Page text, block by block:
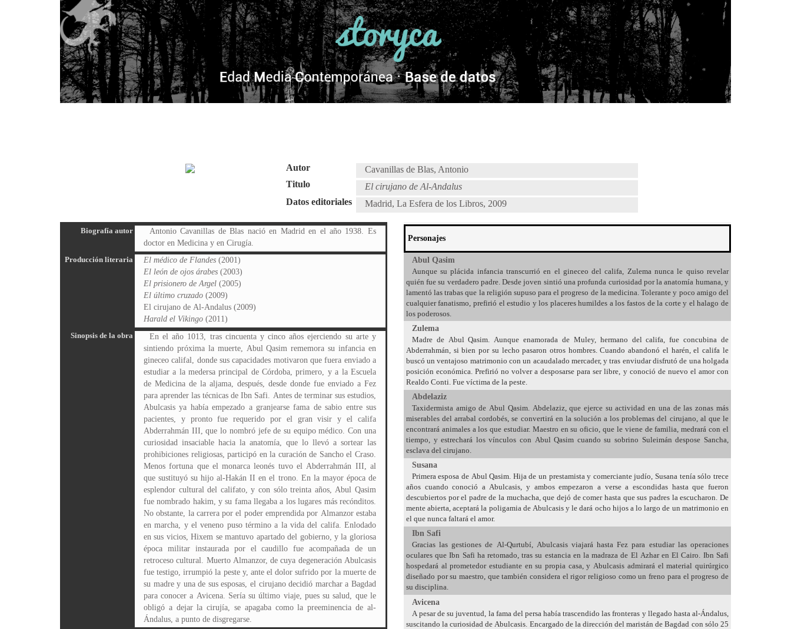
Autor
Cavanillas de Blas, Antonio
Titulo
El cirujano de Al-Andalus
Datos editoriales
Madrid, La Esfera de los Libros, 2009
Biografía autor
Antonio Cavanillas de Blas nació en Madrid en el año 1938. Es
doctor en Medicina y en Cirugía.
Producción literaria
El médico de Flandes(2001)
El león de ojos árabes(2003)
El prisionero de Argel(2005)
El último cruzado(2009)
El cirujano de Al-Andalus (2009)
Harald el Vikingo(2011)
Sinopsis de la obra
En el año 1013, tras cincuenta y cinco años ejerciendo su arte y
sintiendo próxima la muerte, Abul Qasim rememora su infancia en
gineceo califal, donde sus capacidades motivaron que fuera enviado a
estudiar a la medersa principal de Córdoba, primero, y a la Escuela
de Medicina de la aljama, después, desde donde fue enviado a Fez
para aprender las técnicas de Ibn Safi. Antes de terminar sus estudios,
Abulcasis ya había empezado a granjearse fama de sabio entre sus
pacientes, y pronto fue requerido por el gran visir y el califa
Abderrahmán III, que lo nombró jefe de su equipo médico. Con una
curiosidad insaciable hacia la anatomía, que lo llevó a sortear las
prohibiciones religiosas, participó en la curación de Sancho el Craso.
Menos fortuna que el monarca leonés tuvo el Abderrahmán III, al
que sustituyó su hijo al-Hakán II en el trono. En la mayor época de
esplendor cultural del califato, y con sólo treinta años, Abul Qasim
fue nombrado hakim, y su fama llegaba a los lugares más recónditos.
No obstante, la carrera por el poder emprendida por Almanzor estaba
en marcha, y el veneno puso término a la vida del califa. Enlodado
en sus vicios, Hixem se mantuvo apartado del gobierno, y la gloriosa
época militar instaurada por el caudillo fue acompañada de un
retroceso cultural. Muerto Almanzor, de cuya degeneración Abulcasis
fue testigo, irrumpió la peste y, ante el dolor sufrido por la muerte de
su madre y una de sus esposas, el cirujano decidió marchar a Bagdad
para conocer a Avicena. Sería su último viaje, pues su salud, que le
obligó a dejar la cirujía, se apagaba como la preeminencia de al-
Ándalus, a punto de disgregarse.
Personajes
Abul Qasim
Aunque su plácida infancia transcurrió en el gineceo del califa, Zulema nunca le quiso revelar
quién fue su verdadero padre. Desde joven sintió una profunda curiosidad por la anatomía humana, y
lamentó las trabas que la religión supuso para el progreso de la medicina. Tolerante y poco amigo del
cualquier fanatismo, prefirió el estudio y los placeres humildes a los fastos de la corte y el halago de
los poderosos.
Zulema
Madre de Abul Qasim. Aunque enamorada de Muley, hermano del califa, fue concubina de
Abderrahmán, si bien por su lecho pasaron otros hombres. Cuando abandonó el harén, el califa le
buscó un ventajoso matrimonio con un acaudalado mercader, y tras enviudar disfrutó de una holgada
posición económica. Prefirió no volver a desposarse para ser libre, y conoció de nuevo el amor con
Realdo Conti. Fue víctima de la peste.
Abdelaziz
Taxidermista amigo de Abul Qasim. Abdelaziz, que ejerce su actividad en una de las zonas más
miserables del arrabal cordobés, se convertirá en la solución a los problemas del cirujano, al que le
encontrará animales a los que estudiar. Maestro en su oficio, que le viene de familia, medrará con el
tiempo, y estrechará los vínculos con Abul Qasim cuando su sobrino Suleimán despose Sancha,
esclava del cirujano.
Susana
Primera esposa de Abul Qasim. Hija de un prestamista y comerciante judío, Susana tenía sólo trece
años cuando conoció a Abulcasis, y ambos empezaron a verse a escondidas hasta que fueron
descubiertos por el padre de la muchacha, que dejó de comer hasta que sus padres la escucharon. De
mente abierta, aceptará la poligamia de Abulcasis y le dará ocho hijos a lo largo de un matrimonio en
el que nunca faltará el amor.
Ibn Safi
Gracias las gestiones de Al-Qurtubí, Abulcasis viajará hasta Fez para estudiar las operaciones
oculares que Ibn Safi ha retomado, tras su estancia en la madraza de El Azhar en El Cairo. Ibn Safi
hospedará al prometedor estudiante en su propia casa, y Abulcasis admirará el material quirúrgico
diseñado por su maestro, que también considera el rigor religioso como un freno para el progreso de
su disciplina.
Avicena
A pesar de su juventud, la fama del persa había trascendido las fronteras y llegado hasta al-Ándalus,
suscitando la curiosidad de Abulcasis. Encargado de la dirección del maristán de Bagdad con sólo 25